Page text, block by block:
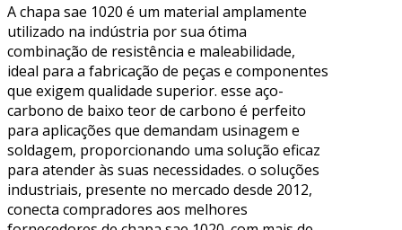
A chapa sae 1020 é um material amplamente
utilizado na indústria por sua ótima
combinação de resistência e maleabilidade,
ideal para a fabricação de peças e componentes
que exigem qualidade superior. esse aço-
carbono de baixo teor de carbono é perfeito
para aplicações que demandam usinagem e
soldagem, proporcionando uma solução eficaz
para atender às suas necessidades. o soluções
industriais, presente no mercado desde 2012,
conecta compradores aos melhores